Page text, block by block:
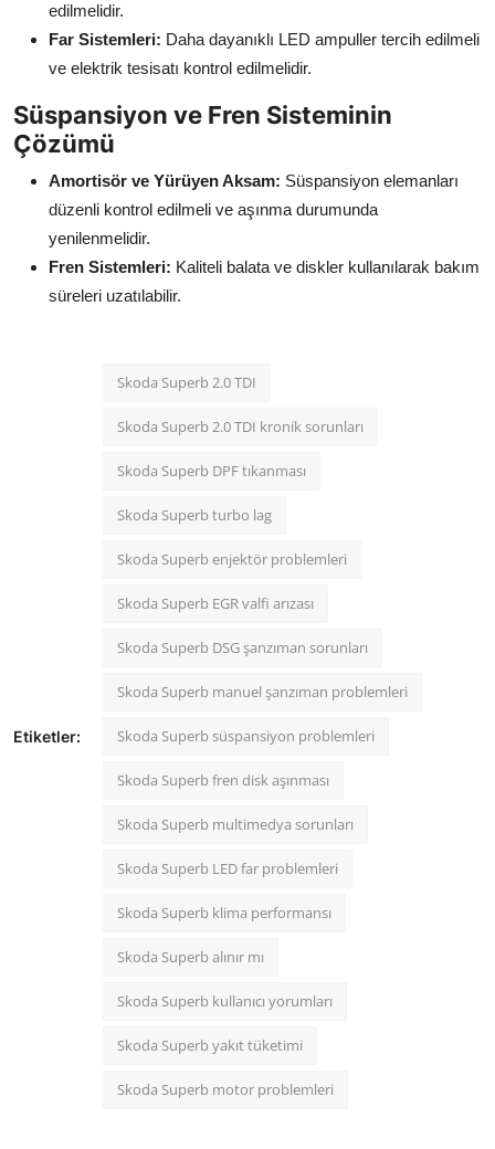
edilmelidir.
Far Sistemleri: Daha dayanıklı LED ampuller tercih edilmeli
ve elektrik tesisatı kontrol edilmelidir.
Süspansiyon ve Fren Sisteminin
Çözümü
Amortisör ve Yürüyen Aksam: Süspansiyon elemanları
düzenli kontrol edilmeli ve aşınma durumunda
yenilenmelidir.
Fren Sistemleri: Kaliteli balata ve diskler kullanılarak bakım
süreleri uzatılabilir.
Etiketler:
Skoda Superb 2.0 TDI
Skoda Superb 2.0 TDI kronik sorunları
Skoda Superb DPF tıkanması
Skoda Superb turbo lag
Skoda Superb enjektör problemleri
Skoda Superb EGR valfi arızası
Skoda Superb DSG şanzıman sorunları
Skoda Superb manuel şanzıman problemleri
Skoda Superb süspansiyon problemleri
Skoda Superb fren disk aşınması
Skoda Superb multimedya sorunları
Skoda Superb LED far problemleri
Skoda Superb klima performansı
Skoda Superb alınır mı
Skoda Superb kullanıcı yorumları
Skoda Superb yakıt tüketimi
Skoda Superb motor problemleri